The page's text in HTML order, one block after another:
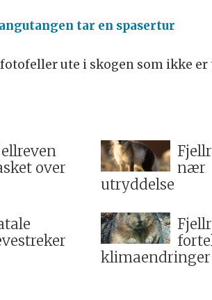
tar en spasertur
ute i skogen som ikke
over
nær
utryddelse
klimaendringer